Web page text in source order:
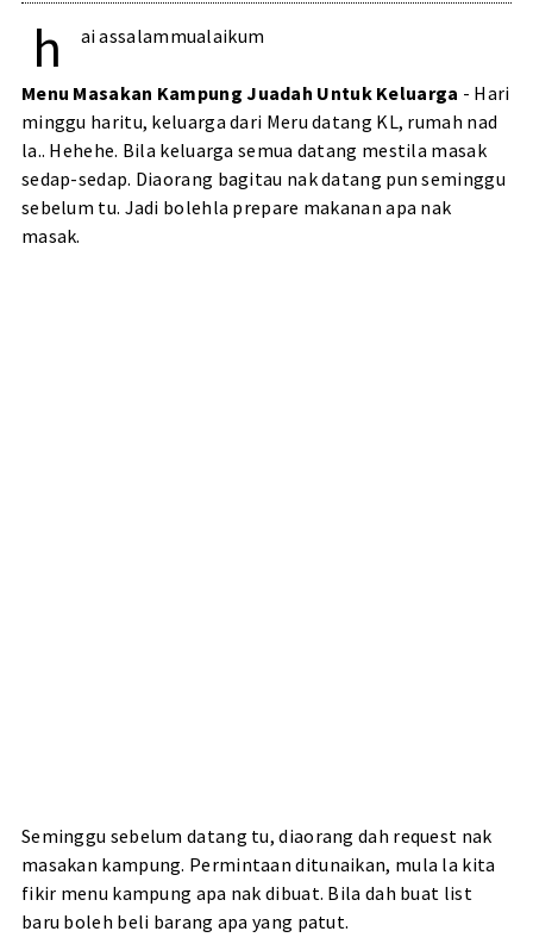
h ai assalammualaikum
Menu Masakan Kampung Juadah Untuk Keluarga - Hari
minggu haritu, keluarga dari Meru datang KL, rumah nad
la.. Hehehe. Bila keluarga semua datang mestila masak
sedap-sedap. Diaorang bagitau nak datang pun seminggu
sebelum tu. Jadi bolehla prepare makanan apa nak
masak.
Seminggu sebelum datang tu, diaorang dah request nak
masakan kampung. Permintaan ditunaikan, mula la kita
fikir menu kampung apa nak dibuat. Bila dah buat list
baru boleh beli barang apa yang patut.